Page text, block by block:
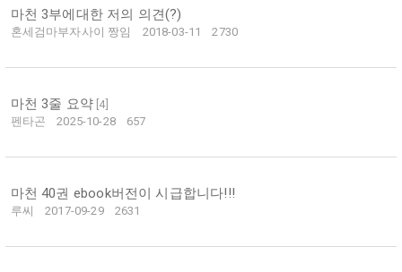
마천 3부에대한 저의 의견(?)
혼세검마부자사이 짱임 2018-03-11 2730
마천 3줄 요약 4]
펜타곤
2025-10-28 657
마천 40권 ebook버전이 시급합니다!!!
루씨 2017-09-29 2631